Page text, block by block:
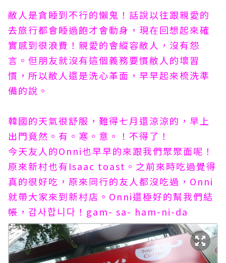
敝人是貪睡到不行的懶鬼！話說以往跟親愛的
去旅行都會睡過飽才會動身，現在回想起來確
實感到很浪費！親愛的會縱容敝人，沒有怨
言。但朋友就沒有這個義務要慣敝人的壞習
慣，所以敝人還是洗心革面，早早起來梳洗準
備的說。
韓國的天氣很舒服，難得七月還涼涼的，早上
出門竟然。有。寒。意。！不得了！
今天友人的Onni也早早的來跟我們聚聚面呢！
原來新村也有Isaac toast。之前來時吃過覺得
真的很好吃，原來同行的友人都沒吃過，Onni
就帶大家來到新村店。Onni還極好的幫我們結
帳，감사합니다！gam- sa- ham-ni-da